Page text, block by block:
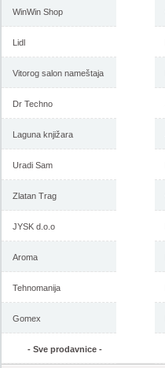
WinWin Shop
Lidl
Vitorog salon nameštaja
Dr Techno
Laguna knjižara
Uradi Sam
Zlatan Trag
JYSK d.o.o
Aroma
Tehnomanija
Gomex
- Sve prodavnice -